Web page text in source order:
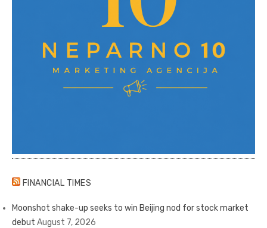
FINANCIAL TIMES
Moonshot shake-up seeks to win Beijing nod for stock market
debut August 7, 2026